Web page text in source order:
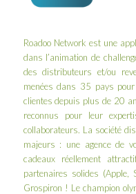
Roadoo Network est une
dans l’animation de
des distributeurs et/ou
menées dans 35 pays
clientes depuis plus de 20
reconnus pour leur
collaborateurs. La société
majeurs : une agence de
cadeaux réellement
partenaires solides (Apple,
Grospiron ! Le champion